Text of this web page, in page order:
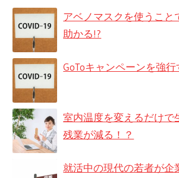
アベノマスクを使うこと
助かる!?
GoToキャンペーンを強
室内温度を変えるだけで
残業が減る！？
就活中の現代の若者が企